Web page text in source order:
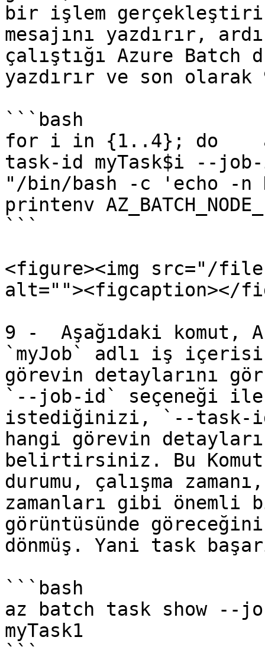
bir işlem
mesajını yazdırır,
çalıştığı Azure Batch
yazdırır ve son
```bash
for i in {1..4}; do
task-id myTask$i --job-
"/bin/bash -c 'echo -n
printenv
```
<figure><img src="/
alt=""><figcaption></
9 -  Aşağıdaki komut,
`myJob` adlı iş
görevin detaylarını
`--job-id` seçeneği ile
istediğinizi, `--task-
hangi görevin
belirtirsiniz. Bu
durumu, çalışma
zamanları gibi
görüntüsünde
dönmüş. Yani task
```bash
az batch task show --
myTask1
```